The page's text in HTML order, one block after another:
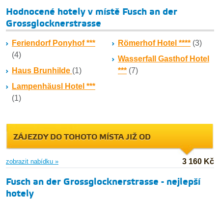
Hodnocené hotely v místě Fusch an der
Grossglocknerstrasse
Feriendorf Ponyhof ***
(4)
Haus Brunhilde (1)
Lampenhäusl Hotel ***
(1)
Römerhof Hotel **** (3)
Wasserfall Gasthof Hotel
*** (7)
ZÁJEZDY DO TOHOTO MÍSTA JIŽ OD
zobrazit nabídku » 3 160 Kč
Fusch an der Grossglocknerstrasse - nejlepší
hotely